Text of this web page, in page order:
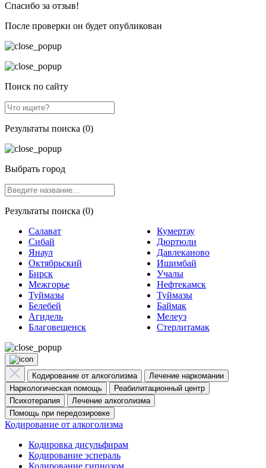
Спасибо за отзыв!
После проверки он будет опубликован
Поиск по сайту
Результаты поиска (0)
Выбрать город
Результаты поиска (0)
Салават
Кумертау
Сибай
Дюртюли
Янаул
Давлеканово
Октябрьский
Ишимбай
Бирск
Учалы
Межгорье
Нефтекамск
Туймазы
Туймазы
Белебей
Баймак
Агидель
Мелеуз
Благовещенск
Стерлитамак
Кодирование от алкоголизма
Лечение наркомании
Наркологическая помощь
Реабилитационный центр
Психотерапия
Лечение алкоголизма
Помощь при передозировке
Кодирование от алкоголизма
Кодировка дисульфирам
Кодирование эспераль